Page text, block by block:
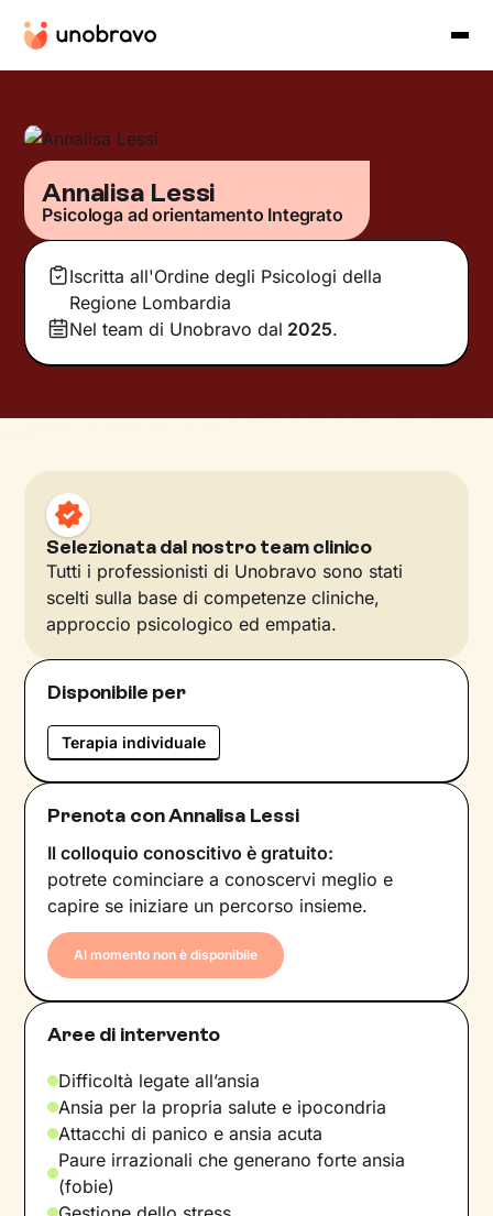
Annalisa Lessi
Psicologa ad orientamento Integrato
Iscritta all'Ordine degli Psicologi della
Regione Lombardia
Nel team di Unobravo dal 2025.
Selezionata dal nostro team clinico
Tutti i professionisti di Unobravo sono stati
scelti sulla base di competenze cliniche,
approccio psicologico ed empatia.
Disponibile per
Terapia individuale
Prenota con Annalisa Lessi
Il colloquio conoscitivo è gratuito:
potrete cominciare a conoscervi meglio e
capire se iniziare un percorso insieme.
Al momento non è disponibile
Aree di intervento
Difficoltà legate all’ansia
Ansia per la propria salute e ipocondria
Attacchi di panico e ansia acuta
Paure irrazionali che generano forte ansia
(fobie)